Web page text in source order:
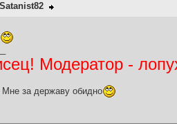
Satanist82
Модератор -
Мне за державу обидно